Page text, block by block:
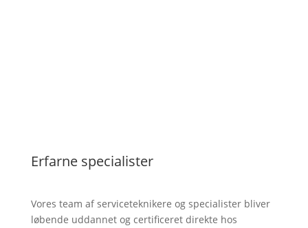
Erfarne specialister
Vores team af serviceteknikere og specialister bliver
løbende uddannet og certificeret direkte hos